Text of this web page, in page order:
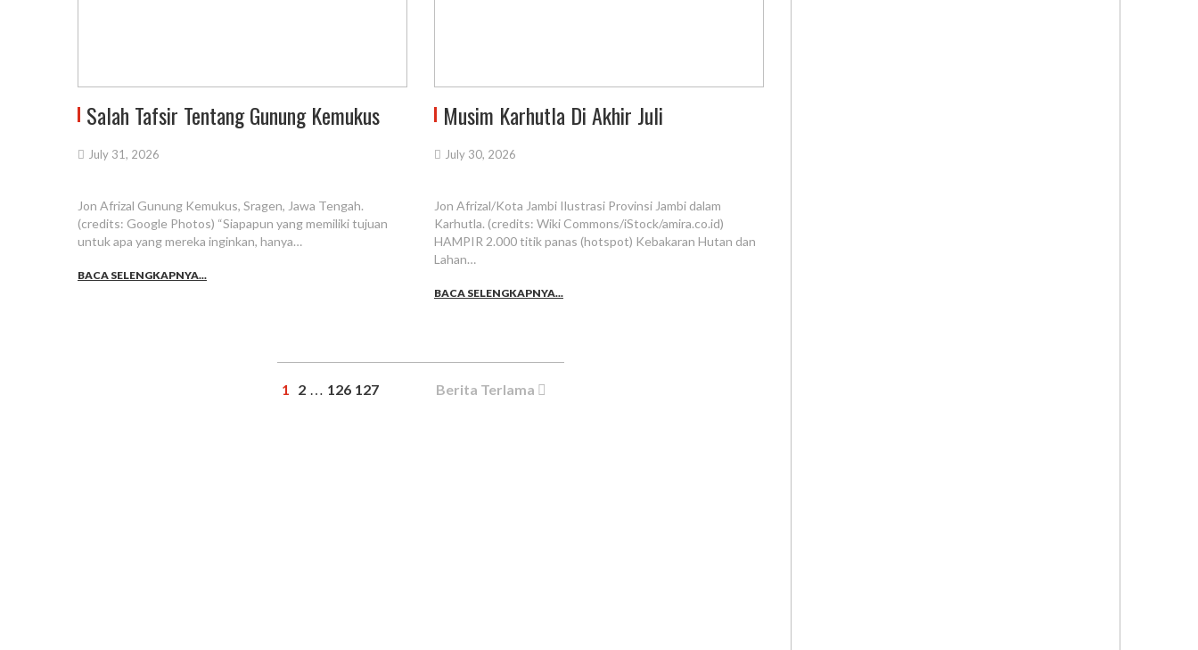
Salah Tafsir Tentang Gunung Kemukus
July 31, 2026
Jon Afrizal Gunung Kemukus, Sragen, Jawa Tengah.
(credits: Google Photos) “Siapapun yang memiliki tujuan
untuk apa yang mereka inginkan, hanya…
BACA SELENGKAPNYA...
Musim Karhutla Di Akhir Juli
July 30, 2026
Jon Afrizal/Kota Jambi Ilustrasi Provinsi Jambi dalam
Karhutla. (credits: Wiki Commons/iStock/amira.co.id)
HAMPIR 2.000 titik panas (hotspot) Kebakaran Hutan dan
Lahan…
BACA SELENGKAPNYA...
1 2 … 126 127 Berita Terlama